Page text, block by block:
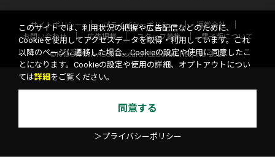
サイトポリシー プライバシーポリシー
運営会社
お問い合わせ
広告掲載 スタッフ募集
電子版について
©KADOKAWA ASCII Research Laboratories, Inc. 2026
このサイトでは、利用状況の把握や広告配信などのために、
Cookieを使用してアクセスデータを取得・利用しています。これ
以降のページに遷移した場合、Cookieの設定や使用に同意したこ
とになります。Cookieの設定や使用の詳細、オプトアウトについ
ては詳細 をご覧ください。
同意する
＞プライバシーポリシー